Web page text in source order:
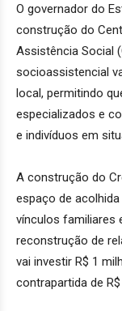
O governador do
construção do
Assistência Social
socioassistencial
local, permitindo
especializados e
e indivíduos em
A construção do
espaço de
vínculos familiares
reconstrução de
vai investir R$ 1
contrapartida de R$